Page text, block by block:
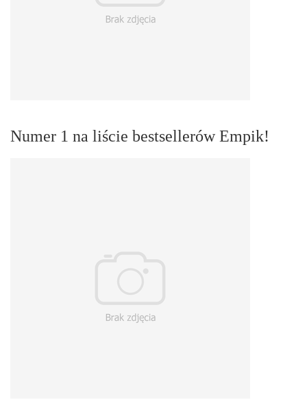
Numer 1 na liście bestsellerów Empik!